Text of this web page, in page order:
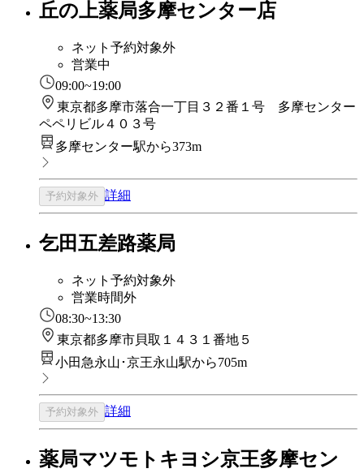
丘の上薬局多摩センター店
ネット予約対象外
営業中
09:00~19:00
東京都多摩市落合一丁目３２番１号 多摩センター
ペペリビル４０３号
多摩センター駅から373m
予約対象外 詳細
乞田五差路薬局
ネット予約対象外
営業時間外
08:30~13:30
東京都多摩市貝取１４３１番地５
小田急永山･京王永山駅から705m
予約対象外 詳細
薬局マツモトキヨシ京王多摩セン